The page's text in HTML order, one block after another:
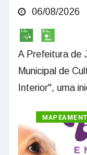
06/08/2026
A Prefeitura de
Municipal de
Interior", uma